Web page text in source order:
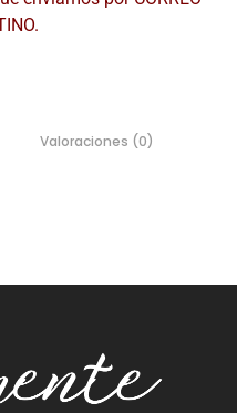
Valoraciones (0)